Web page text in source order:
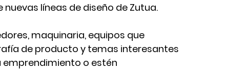
nuevas líneas de diseño de Zutua.
maquinaria, equipos que
de producto y temas interesantes
emprendimiento o estén